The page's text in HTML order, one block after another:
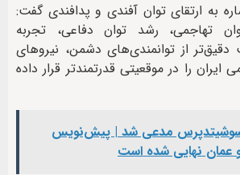
به ارتقای توان آفندی و پدافندی گفت:
تهاجمی، رشد توان دفاعی، تجربه
از توانمندی‌های دشمن، نیروهای
را در موقعیتی قدرتمندتر قرار داده
مدعی شد | پیش‌نویس
و عمان نهایی شده است